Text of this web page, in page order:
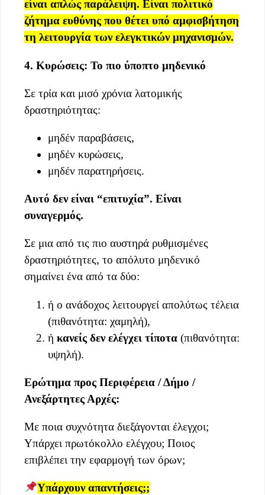
είναι απλώς παράλειψη. Είναι πολιτικό
ζήτημα ευθύνης που θέτει υπό αμφισβήτηση
τη λειτουργία των ελεγκτικών μηχανισμών.
4. Κυρώσεις: Το πιο ύποπτο μηδενικό
Σε τρία και μισό χρόνια λατομικής
δραστηριότητας:
μηδέν παραβάσεις,
μηδέν κυρώσεις,
μηδέν παρατηρήσεις.
Αυτό δεν είναι “επιτυχία”. Είναι
συναγερμός.
Σε μια από τις πιο αυστηρά ρυθμισμένες
δραστηριότητες, το απόλυτο μηδενικό
σημαίνει ένα από τα δύο:
ή ο ανάδοχος λειτουργεί απολύτως τέλεια
(πιθανότητα: χαμηλή),
ή κανείς δεν ελέγχει τίποτα (πιθανότητα:
υψηλή).
Ερώτημα προς Περιφέρεια / Δήμο /
Ανεξάρτητες Αρχές:
Με ποια συχνότητα διεξάγονται έλεγχοι;
Υπάρχει πρωτόκολλο ελέγχου; Ποιος
επιβλέπει την εφαρμογή των όρων;
Υπάρχουν απαντήσεις;;